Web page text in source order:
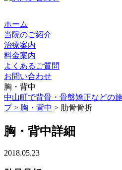
ホーム
当院のご紹介
治療案内
料金案内
よくあるご質問
お問い合わせ
胸・背中
中山町で背骨・骨盤矯正などの
プ > 胸・背中 > 肋骨骨折
胸・背中詳細
2018.05.23